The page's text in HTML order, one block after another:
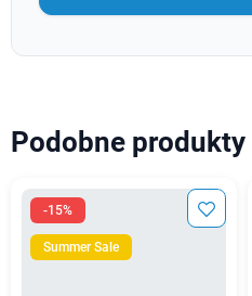
Podobne produkty
-15%
Summer Sale